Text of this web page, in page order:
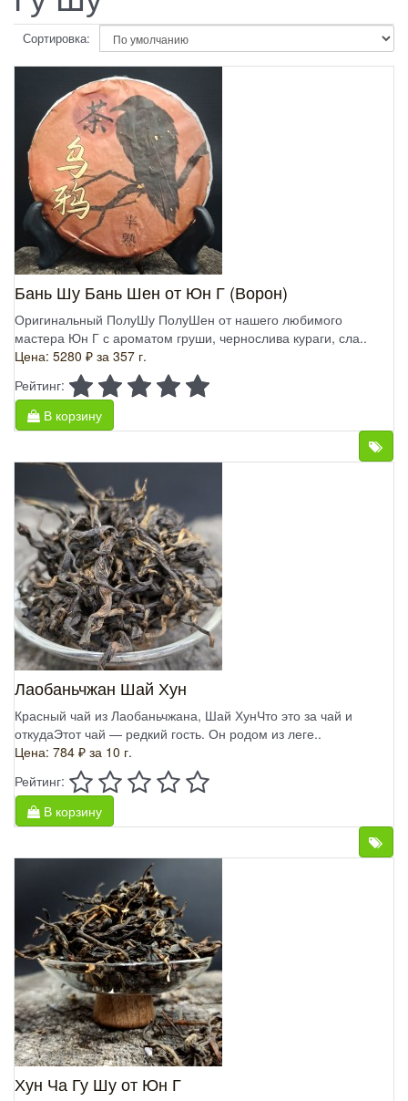
Сортировка:
Бань Шу Бань Шен от Юн Г (Ворон)
Оригинальный ПолуШу ПолуШен от нашего любимого
мастера Юн Г с ароматом груши, чернослива кураги, сла..
Цена: 5280 ₽ за 357 г.
Рейтинг:
В корзину
Лаобаньчжан Шай Хун
Красный чай из Лаобаньчжана, Шай ХунЧто это за чай и
откудаЭтот чай — редкий гость. Он родом из леге..
Цена: 784 ₽ за 10 г.
Рейтинг:
В корзину
Хун Ча Гу Шу от Юн Г